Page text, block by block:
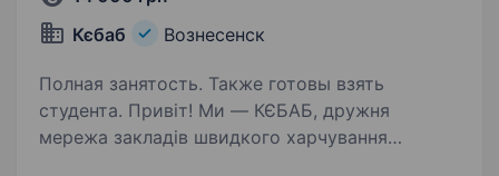
Кєбаб
Вознесенск
Полная занятость. Также готовы взять
студента. Привіт! Ми — КЄБАБ, дружня
мережа закладів швидкого харчування